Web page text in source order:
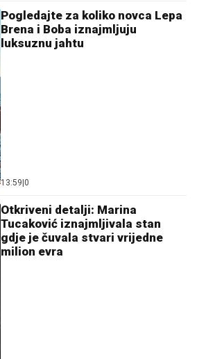
Pogledajte za koliko novca Lepa
Brena i Boba iznajmljuju
luksuznu jahtu
13:59|0
Otkriveni detalji: Marina
Tucaković iznajmljivala stan
gdje je čuvala stvari vrijedne
milion evra